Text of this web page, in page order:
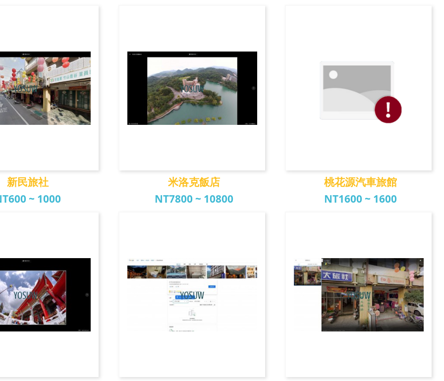
新民旅社
~ 1000
米洛克飯店
NT7800 ~ 10800
桃花源汽車旅館
NT1600 ~ 1600